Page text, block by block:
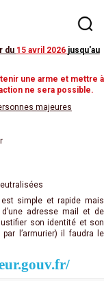
du 15 avril 2026 jusqu'au
une arme et mettre à
ne sera possible.
majeures
est simple et rapide mais
adresse mail et de
son identité et son
l’armurier) il faudra le